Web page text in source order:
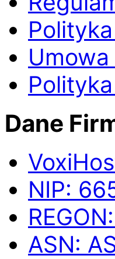
Umowa
Dane
Voxi
NIP:
REGON:
ASN: